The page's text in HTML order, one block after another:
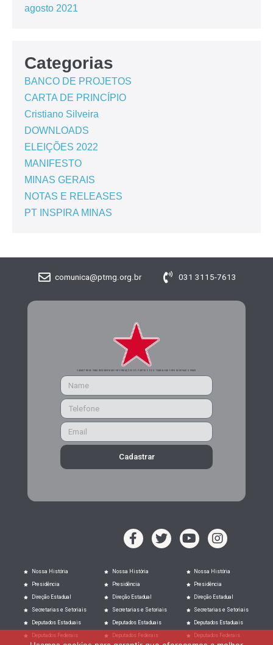
agosto 2021
Categorias
BANCO DE PROJETOS
CARTA DE PRINCÍPIO
Cristiano Silveira
DOWNLOADS
ELEIÇÕES 2022
MANIFESTO
MINAS GERAIS
NOTAS E RELEASES
PT INSPIRA MINAS
comunica@ptmg.org.br 031 3115-7613
CADASTRE-SE PARA RECEBER MAIS INFORMAÇÕES DO PARTIDO DOS TRABALHADORES DE MINAS GERAIS
Cadastrar
Nossa História
Presidência
Direção Estadual
Secretarias e Setoriais
Deputados Estaduais
Deputados Federais
Nossa História
Presidência
Direção Estadual
Secretarias e Setoriais
Deputados Estaduais
Deputados Federais
Nossa História
Presidência
Direção Estadual
Secretarias e Setoriais
Deputados Estaduais
Deputados Federais